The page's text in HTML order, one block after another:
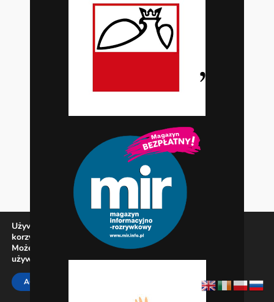
Używamy ciasteczek, aby zapewnić najlepszą jakość
korzystania z naszej witryny.
Możesz dowiedzieć się więcej o tym, jakich ciasteczek
używamy, lub wyłączyć je wustawieniach.
ACCEPT Zamknij panel